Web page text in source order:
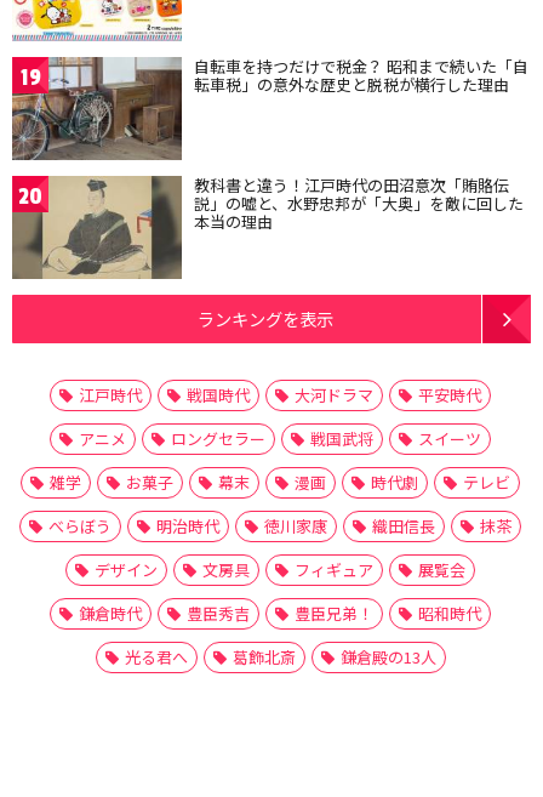
19 自転車を持つだけで税金？ 昭和まで続いた「自
転車税」の意外な歴史と脱税が横行した理由
20 教科書と違う！江戸時代の田沼意次「賄賂伝
説」の嘘と、水野忠邦が「大奥」を敵に回した
本当の理由
ランキングを表示
江戸時代 戦国時代 大河ドラマ
平安時代
アニメ
ロングセラー 戦国武将
スイーツ
雑学
お菓子 幕末 漫画 時代劇
テレビ
べらぼう
明治時代 徳川家康 織田信長
抹茶
デザイン
文房具 フィギュア
展覧会
鎌倉時代
豊臣秀吉 豊臣兄弟！
昭和時代
光る君へ
葛飾北斎 鎌倉殿の13人